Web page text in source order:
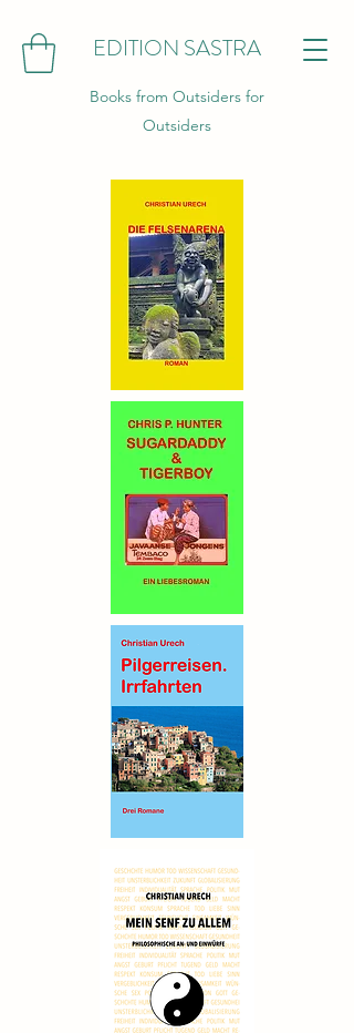
EDITION SASTRA
Books from Outsiders for
Outsiders